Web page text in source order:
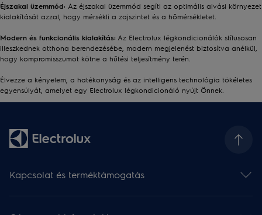
Éjszakai üzemmód: Az éjszakai üzemmód segíti az optimális alvási környezet
kialakítását azzal, hogy mérsékli a zajszintet és a hőmérsékletet.
Modern és funkcionális kialakítás: Az Electrolux légkondicionálók stílusosan
illeszkednek otthona berendezésébe, modern megjelenést biztosítva anélkül,
hogy kompromisszumot kötne a hűtési teljesítmény terén.
Élvezze a kényelem, a hatékonyság és az intelligens technológia tökéletes
egyensúlyát, amelyet egy Electrolux légkondicionáló nyújt Önnek.
Kapcsolat és terméktámogatás